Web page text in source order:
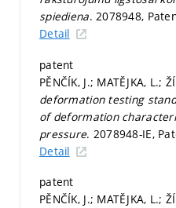
spiediena. 2078948,
Detail
patent
PĚNČÍK, J.; MATĚJKA, L.;
deformation testing
of deformation
pressure. 2078948-IE,
Detail
patent
PĚNČÍK, J.; MATĚJKA, L.;